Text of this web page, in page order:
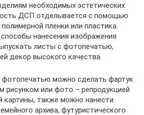
необходимых эстетических
ДСП отделывается с помощью
пленки или пластика.
нанесения изображения
листы с фотопечатью,
декор высокого качества.
можно сделать фартук
рисунком или фото – репродукцией
картины, также можно нанести
архива, футуристического